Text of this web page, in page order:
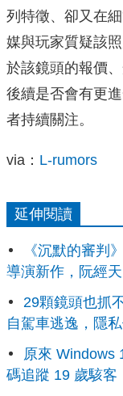
列特徵、卻又在
媒與玩家質疑該
於該鏡頭的報價
後續是否會有更
者持續關注。
via： L-rumors
延伸閱讀
《沉默的審判
導演新作，阮經
29顆鏡頭也抓
自駕車逃逸，隱
原來 Windows
碼追蹤 19 歲駭客